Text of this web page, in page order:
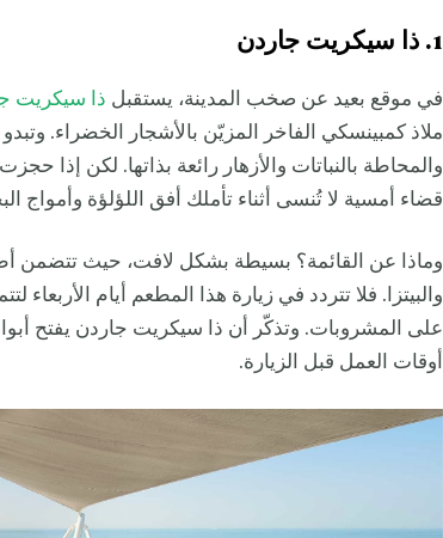
1. ذا سيكريت جاردن
في موقع بعيد عن صخب المدينة، يستقبل ذا سيكريت
ملاذ كمبينسكي الفاخر المزيّن بالأشجار الخضراء.
والمحاطة بالنباتات والأزهار رائعة بذاتها. لكن إذا
قضاء أمسية لا تُنسى أثناء تأملك أفق اللؤلؤة وأمواج
وماذا عن القائمة؟ بسيطة بشكل لافت، حيث تتضمن
والبيتزا. فلا تتردد في زيارة هذا المطعم أيام
على المشروبات. وتذكّر أن ذا سيكريت جاردن يفتح
أوقات العمل قبل الزيارة.